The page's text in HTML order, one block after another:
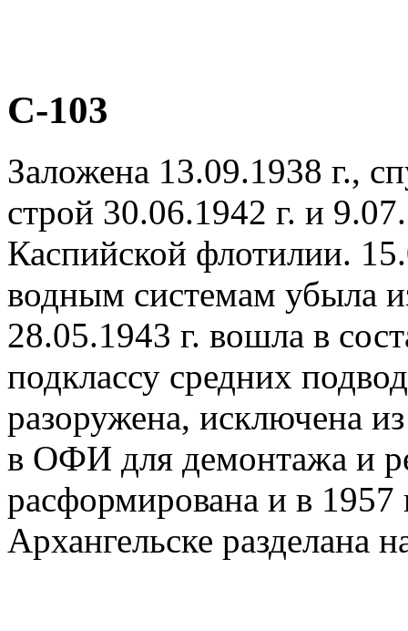
С-103
Заложена 13.09.1938 г.,
строй 30.06.1942 г. и
Каспийской флотилии.
водным системам убыла
28.05.1943 г. вошла в
подклассу средних
разоружена, исключена
в ОФИ для демонтажа и
расформирована и в 1957
Архангельске разделана